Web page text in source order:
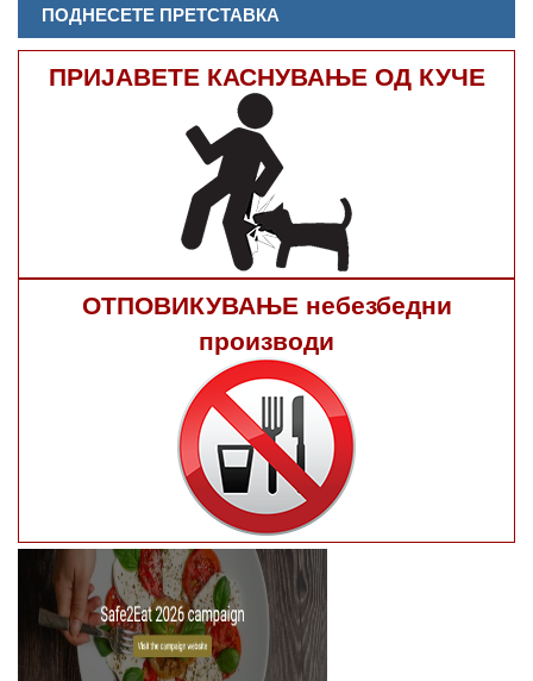
ПОДНЕСЕТЕ ПРЕТСТАВКА
ПРИЈАВЕТЕ КАСНУВАЊЕ ОД КУЧЕ
ОТПОВИКУВАЊЕ небезбедни
производи